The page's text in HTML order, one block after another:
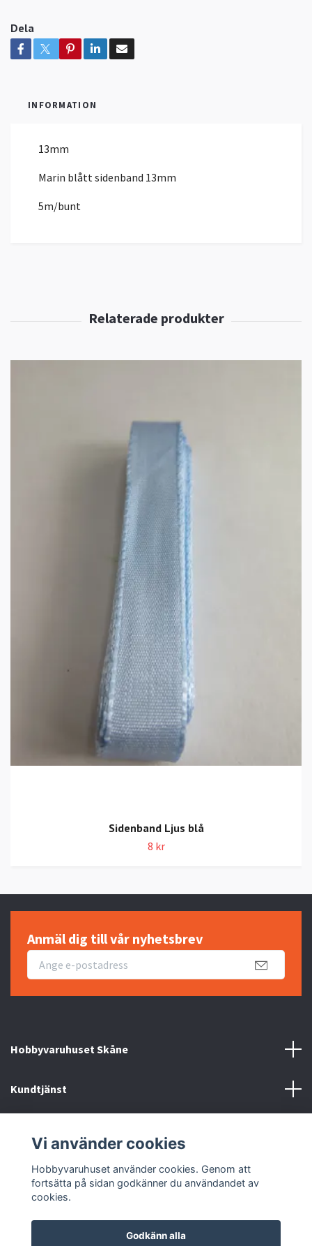
Dela
INFORMATION
13mm
Marin blått sidenband 13mm
5m/bunt
Sidenband Ljus blå
8 kr
Anmäl dig till vår nyhetsbrev
Hobbyvaruhuset Skåne
Kundtjänst
Sociala medier
Vi använder cookies
Hobbyvaruhuset använder cookies. Genom att
fortsätta på sidan godkänner du användandet av
cookies.
Godkänn alla